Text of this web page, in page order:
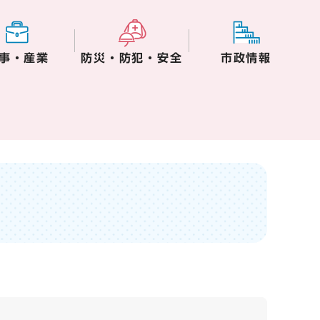
・産業 防災・防犯・安全 市政情報